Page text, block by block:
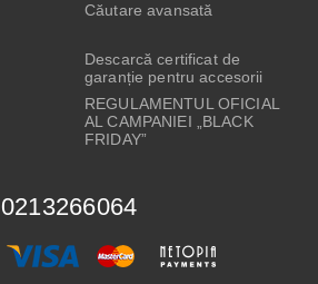
0213266064
Căutare avansată
Descarcă certificat de
garanție pentru accesorii
REGULAMENTUL OFICIAL
AL CAMPANIEI „BLACK
FRIDAY”